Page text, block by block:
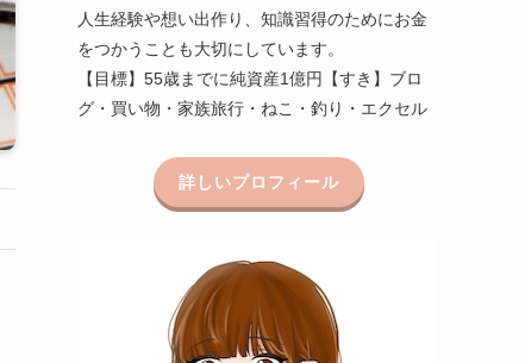
人生経験や想い出作り、知識習得のためにお金
をつかうことも大切にしています。
【目標】55歳までに純資産1億円【すき】ブロ
グ・買い物・家族旅行・ねこ・釣り・エクセル
詳しいプロフィール